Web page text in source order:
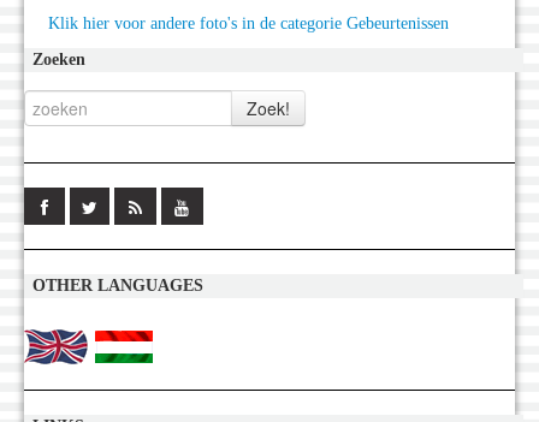
Klik hier voor andere foto's in de categorie Gebeurtenissen
Zoeken
OTHER LANGUAGES